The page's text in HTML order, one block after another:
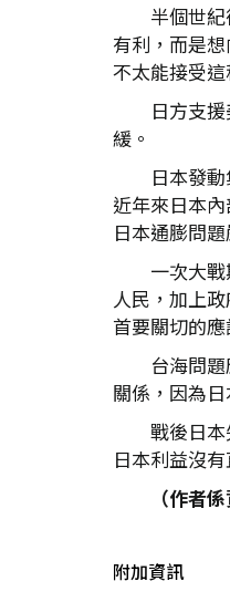
半個世
有利，而是
不太能接受
日方支
緩。
日本發
近年來日本
日本通膨問
一次大
人民，加上
首要關切的
台海問
關係，因為
戰後日
日本利益沒
（作者
附加資訊